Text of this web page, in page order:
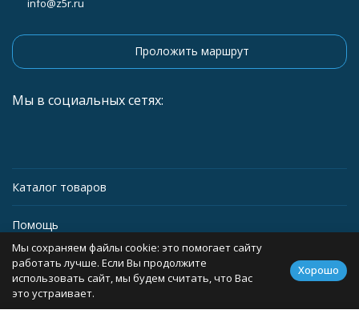
info@z5r.ru
Проложить маршрут
Мы в социальных сетях:
Каталог товаров
Помощь
Информация
Политика персональных данных
Мы сохраняем файлы cookie: это помогает сайту
работать лучше. Если Вы продолжите
использовать сайт, мы будем считать, что Вас
это устраивает.
Хорошо